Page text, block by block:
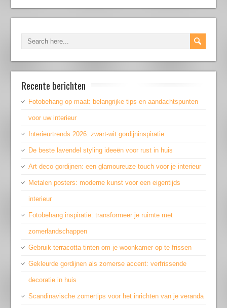
Recente berichten
Fotobehang op maat: belangrijke tips en aandachtspunten
voor uw interieur
Interieurtrends 2026: zwart-wit gordijninspiratie
De beste lavendel styling ideeën voor rust in huis
Art deco gordijnen: een glamoureuze touch voor je interieur
Metalen posters: moderne kunst voor een eigentijds
interieur
Fotobehang inspiratie: transformeer je ruimte met
zomerlandschappen
Gebruik terracotta tinten om je woonkamer op te frissen
Gekleurde gordijnen als zomerse accent: verfrissende
decoratie in huis
Scandinavische zomertips voor het inrichten van je veranda